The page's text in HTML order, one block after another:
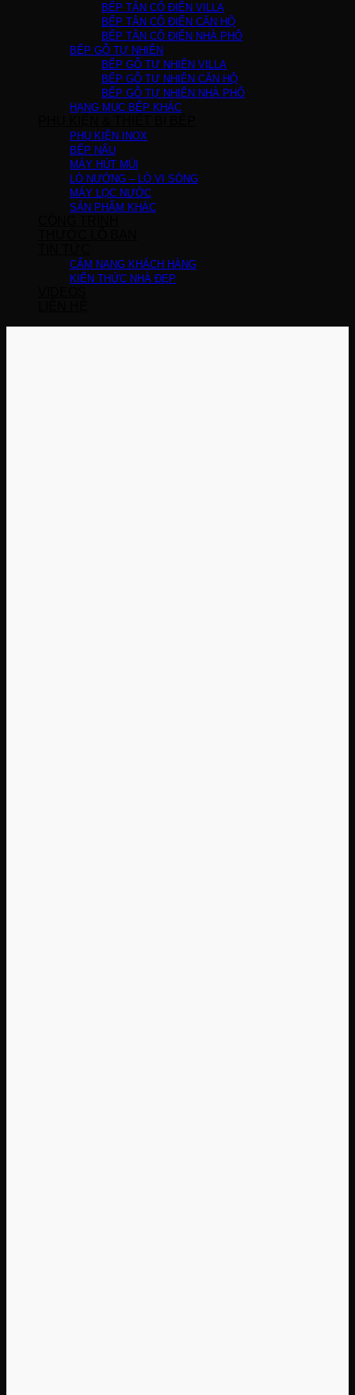
BẾP TÂN CỔ ĐIỂN VILLA
BẾP TÂN CỔ ĐIỂN CĂN HỘ
BẾP TÂN CỔ ĐIỂN NHÀ PHỐ
BẾP GỖ TỰ NHIÊN
BẾP GỖ TỰ NHIÊN VILLA
BẾP GỖ TỰ NHIÊN CĂN HỘ
BẾP GỖ TỰ NHIÊN NHÀ PHỐ
HẠNG MỤC BẾP KHÁC
PHỤ KIỆN INOX
BẾP NẤU
MÁY HÚT MÙI
LÒ NƯỚNG – LÒ VI SÓNG
MÁY LỌC NƯỚC
SẢN PHẨM KHÁC
CẨM NANG KHÁCH HÀNG
KIẾN THỨC NHÀ ĐẸP